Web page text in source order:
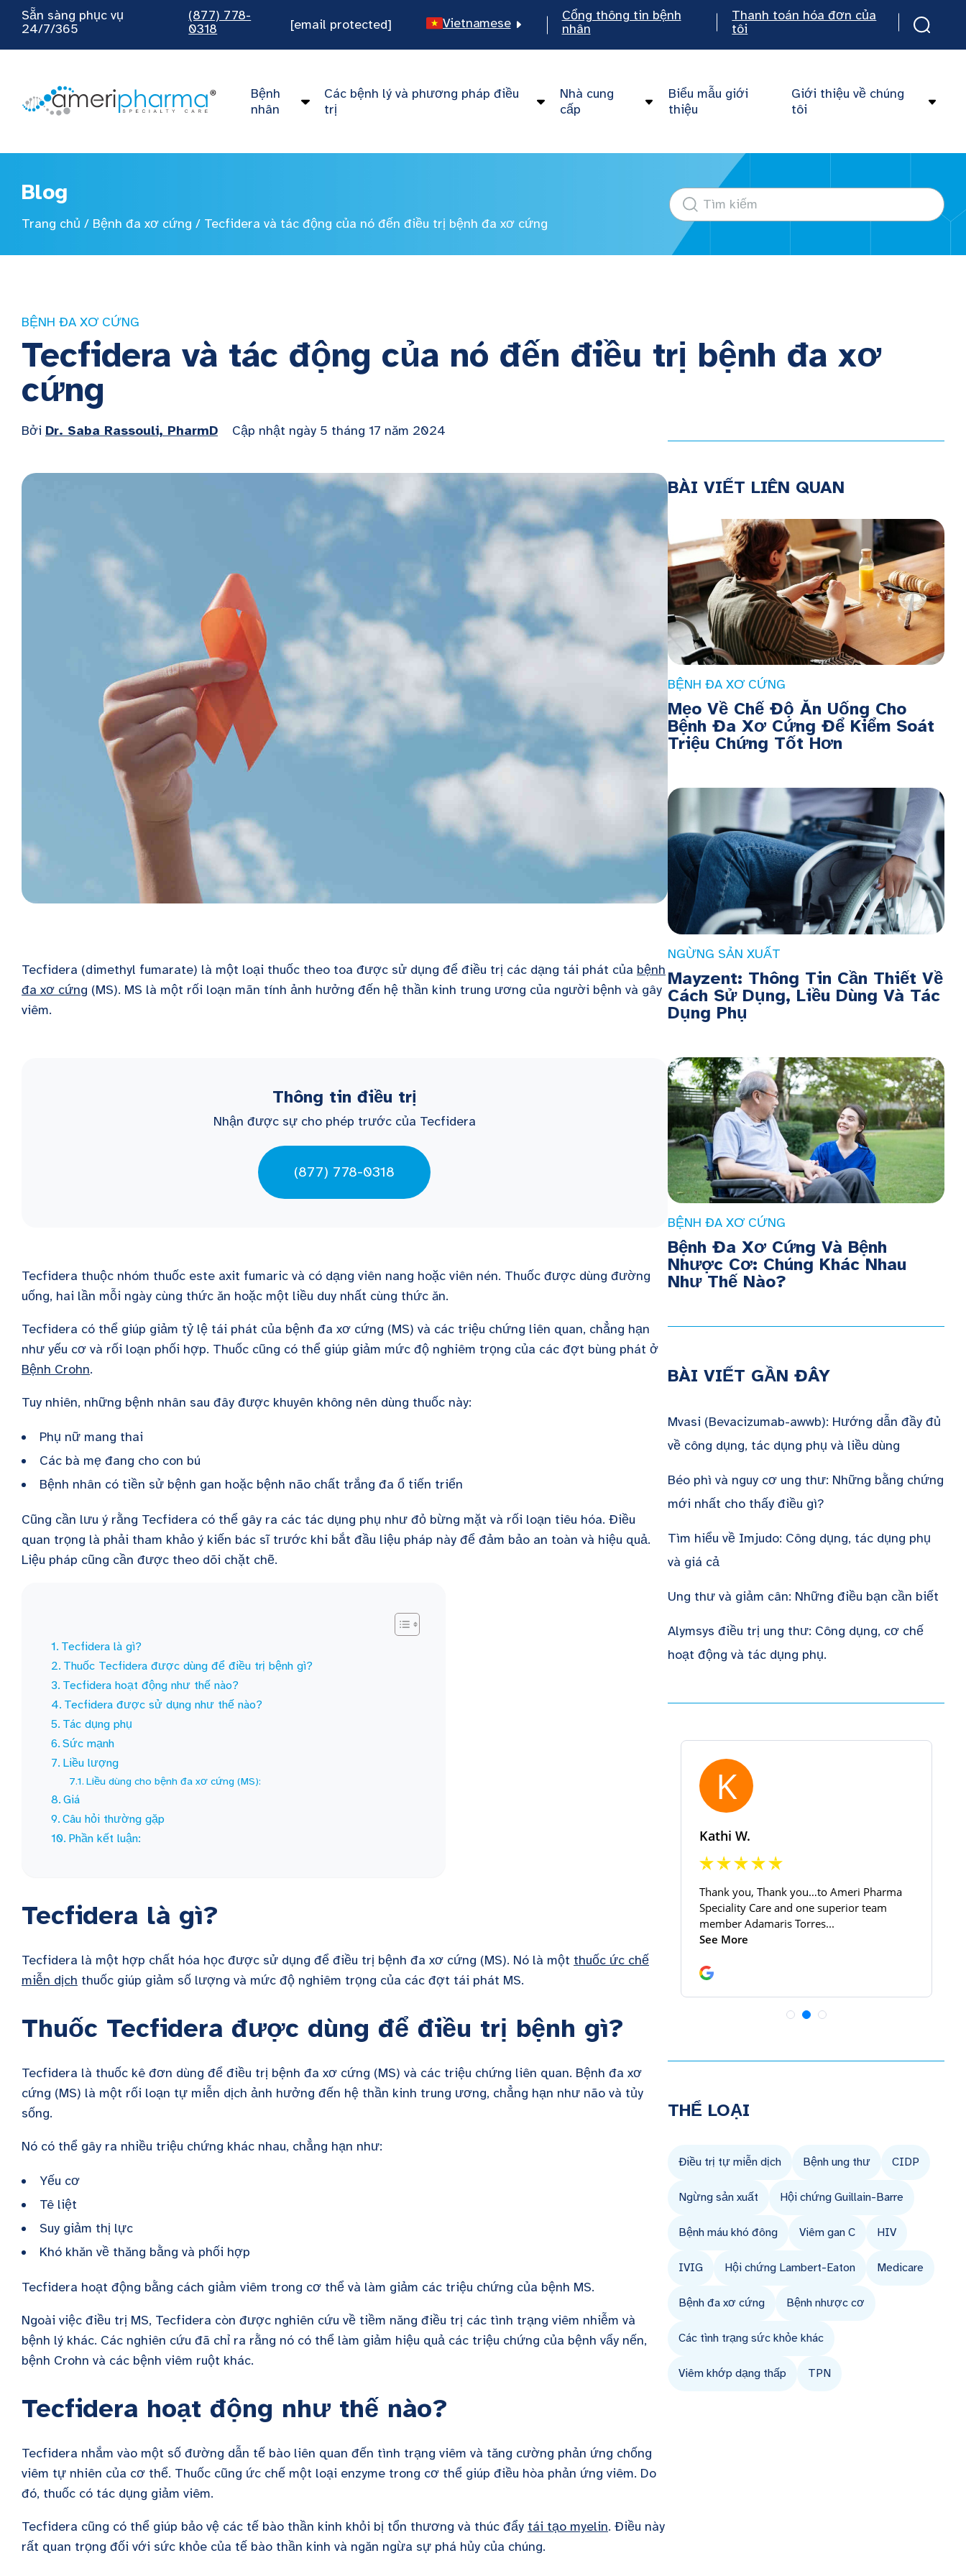
Sẵn sàng phục vụ
24/7/365
(877) 778-
0318
[email protected] Vietnamese
Chinese
Cổng thông tin bệnh
nhân
Thanh toán hóa đơn của
tôi
Bệnh
nhân
Các bệnh lý và phương pháp điều
trị
Nhà cung
cấp
Biểu mẫu giới
thiệu
Giới thiệu về chúng
tôi
Blog
Trang chủ / Bệnh đa xơ cứng / Tecfidera và tác động của nó đến điều trị bệnh đa xơ cứng
BỆNH ĐA XƠ CỨNG
Tecfidera và tác động của nó đến điều trị bệnh đa xơ
cứng
Bởi Dr. Saba Rassouli, PharmD Cập nhật ngày 5 tháng 17 năm 2024
Tecfidera (dimethyl fumarate) là một loại thuốc theo toa được sử dụng để điều trị các dạng tái phát của bệnh
đa xơ cứng (MS). MS là một rối loạn mãn tính ảnh hưởng đến hệ thần kinh trung ương của người bệnh và gây
viêm.
Thông tin điều trị
Nhận được sự cho phép trước của Tecfidera
(877) 778-0318
Tecfidera thuộc nhóm thuốc este axit fumaric và có dạng viên nang hoặc viên nén. Thuốc được dùng đường
uống, hai lần mỗi ngày cùng thức ăn hoặc một liều duy nhất cùng thức ăn.
Tecfidera có thể giúp giảm tỷ lệ tái phát của bệnh đa xơ cứng (MS) và các triệu chứng liên quan, chẳng hạn
như yếu cơ và rối loạn phối hợp. Thuốc cũng có thể giúp giảm mức độ nghiêm trọng của các đợt bùng phát ở
Bệnh Crohn.
Tuy nhiên, những bệnh nhân sau đây được khuyên không nên dùng thuốc này:
Phụ nữ mang thai
Các bà mẹ đang cho con bú
Bệnh nhân có tiền sử bệnh gan hoặc bệnh não chất trắng đa ổ tiến triển
Cũng cần lưu ý rằng Tecfidera có thể gây ra các tác dụng phụ như đỏ bừng mặt và rối loạn tiêu hóa. Điều
quan trọng là phải tham khảo ý kiến bác sĩ trước khi bắt đầu liệu pháp này để đảm bảo an toàn và hiệu quả.
Liệu pháp cũng cần được theo dõi chặt chẽ.
Tecfidera là gì?
Thuốc Tecfidera được dùng để điều trị bệnh gì?
Tecfidera hoạt động như thế nào?
Tecfidera được sử dụng như thế nào?
Tác dụng phụ
Sức mạnh
Liều lượng
Liều dùng cho bệnh đa xơ cứng (MS):
Giá
Câu hỏi thường gặp
Phần kết luận:
Tecfidera là gì?
Tecfidera là một hợp chất hóa học được sử dụng để điều trị bệnh đa xơ cứng (MS). Nó là một thuốc ức chế
miễn dịch thuốc giúp giảm số lượng và mức độ nghiêm trọng của các đợt tái phát MS.
Thuốc Tecfidera được dùng để điều trị bệnh gì?
Tecfidera là thuốc kê đơn dùng để điều trị bệnh đa xơ cứng (MS) và các triệu chứng liên quan. Bệnh đa xơ
cứng (MS) là một rối loạn tự miễn dịch ảnh hưởng đến hệ thần kinh trung ương, chẳng hạn như não và tủy
sống.
Nó có thể gây ra nhiều triệu chứng khác nhau, chẳng hạn như:
Yếu cơ
Tê liệt
Suy giảm thị lực
Khó khăn về thăng bằng và phối hợp
Tecfidera hoạt động bằng cách giảm viêm trong cơ thể và làm giảm các triệu chứng của bệnh MS.
Ngoài việc điều trị MS, Tecfidera còn được nghiên cứu về tiềm năng điều trị các tình trạng viêm nhiễm và
bệnh lý khác. Các nghiên cứu đã chỉ ra rằng nó có thể làm giảm hiệu quả các triệu chứng của bệnh vẩy nến,
bệnh Crohn và các bệnh viêm ruột khác.
Tecfidera hoạt động như thế nào?
Tecfidera nhắm vào một số đường dẫn tế bào liên quan đến tình trạng viêm và tăng cường phản ứng chống
viêm tự nhiên của cơ thể. Thuốc cũng ức chế một loại enzyme trong cơ thể giúp điều hòa phản ứng viêm. Do
đó, thuốc có tác dụng giảm viêm.
Tecfidera cũng có thể giúp bảo vệ các tế bào thần kinh khỏi bị tổn thương và thúc đẩy tái tạo myelin. Điều này
rất quan trọng đối với sức khỏe của tế bào thần kinh và ngăn ngừa sự phá hủy của chúng.
BÀI VIẾT LIÊN QUAN
BỆNH ĐA XƠ CỨNG
Mẹo Về Chế Độ Ăn Uống Cho
Bệnh Đa Xơ Cứng Để Kiểm Soát
Triệu Chứng Tốt Hơn
NGỪNG SẢN XUẤT
Mayzent: Thông Tin Cần Thiết Về
Cách Sử Dụng, Liều Dùng Và Tác
Dụng Phụ
BỆNH ĐA XƠ CỨNG
Bệnh Đa Xơ Cứng Và Bệnh
Nhược Cơ: Chúng Khác Nhau
Như Thế Nào?
BÀI VIẾT GẦN ĐÂY
Mvasi (Bevacizumab-awwb): Hướng dẫn đầy đủ
về công dụng, tác dụng phụ và liều dùng
Béo phì và nguy cơ ung thư: Những bằng chứng
mới nhất cho thấy điều gì?
Tìm hiểu về Imjudo: Công dụng, tác dụng phụ
và giá cả
Ung thư và giảm cân: Những điều bạn cần biết
Alymsys điều trị ung thư: Công dụng, cơ chế
hoạt động và tác dụng phụ.
THỂ LOẠI
Điều trị tự miễn dịch Bệnh ung thư CIDP
Ngừng sản xuất Hội chứng Guillain-Barre
Bệnh máu khó đông Viêm gan C HIV
IVIG Hội chứng Lambert-Eaton Medicare
Bệnh đa xơ cứng Bệnh nhược cơ
Các tình trạng sức khỏe khác
Viêm khớp dạng thấp TPN